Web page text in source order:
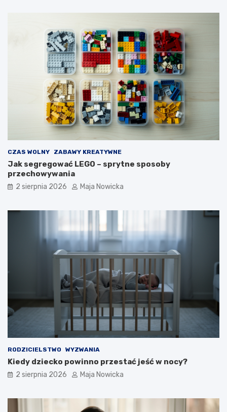
CZAS WOLNY ZABAWY KREATYWNE
Jak segregować LEGO – sprytne sposoby
przechowywania
2 sierpnia 2026 Maja Nowicka
RODZICIELSTWO WYZWANIA
Kiedy dziecko powinno przestać jeść w nocy?
2 sierpnia 2026 Maja Nowicka